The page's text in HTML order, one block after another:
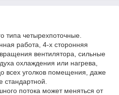
типа четырехпоточные.
работа, 4-х сторонняя
вентилятора, сильные
охлаждения или нагрева,
всех уголков помещения, даже
стандартной.
потока может меняться от